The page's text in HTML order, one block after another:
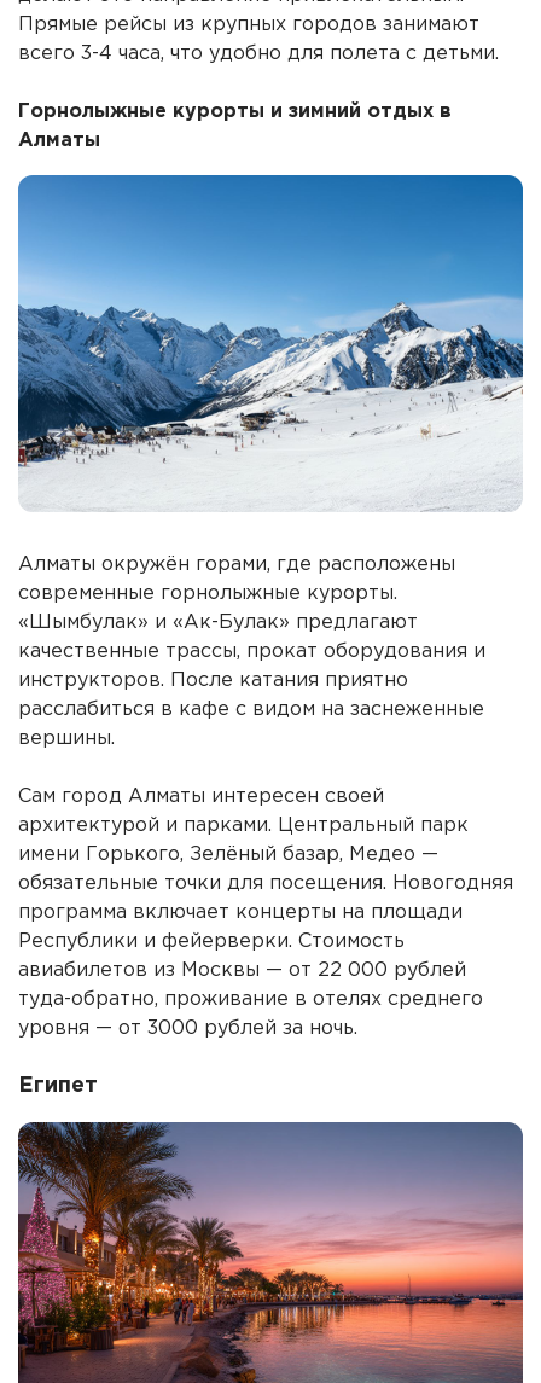
Прямые рейсы из крупных городов занимают
всего 3-4 часа, что удобно для полета с детьми.
Горнолыжные курорты и зимний отдых в
Алматы
Алматы окружён горами, где расположены
современные горнолыжные курорты.
«Шымбулак» и «Ак-Булак» предлагают
качественные трассы, прокат оборудования и
инструкторов. После катания приятно
расслабиться в кафе с видом на заснеженные
вершины.
Сам город Алматы интересен своей
архитектурой и парками. Центральный парк
имени Горького, Зелёный базар, Медео —
обязательные точки для посещения. Новогодняя
программа включает концерты на площади
Республики и фейерверки. Стоимость
авиабилетов из Москвы — от 22 000 рублей
туда-обратно, проживание в отелях среднего
уровня — от 3000 рублей за ночь.
Египет